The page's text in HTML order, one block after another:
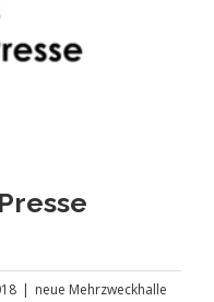
| neue Mehrzweckhalle